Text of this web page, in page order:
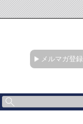
メルマガ登録